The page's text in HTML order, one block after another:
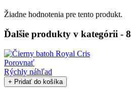
Žiadne hodnotenia pre tento produkt.
Ďalšie produkty v kategórii - 8
Porovnať
Rýchly náhľad
+ Pridať do košíka